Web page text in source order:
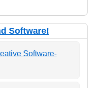
Software!
Software-